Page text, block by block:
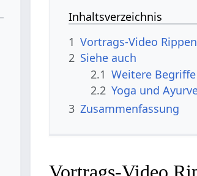
Inhaltsverzeichnis
1
2 Siehe auch
2.1
2.2 Yoga und
3 Zusammenfassung